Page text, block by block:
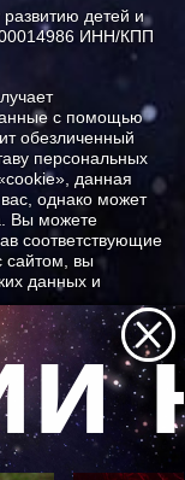
детей и
ИНН/КПП
с помощью
обезличенный
персональных
данная
однако может
Вы можете
соответствующие
сайтом, вы
данных и